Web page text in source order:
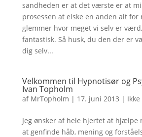
sandheden er at det værste er at
prosessen at elske en anden alt for
glemmer hvor meget vi selv er
fantastisk. Så husk, du den der er
dig selv...
Velkommen til Hypnotisør og
Ivan Topholm
af MrTopholm | 17. juni 2013 |
Jeg ønsker af hele hjertet at hjælpe
at genfinde håb, mening og